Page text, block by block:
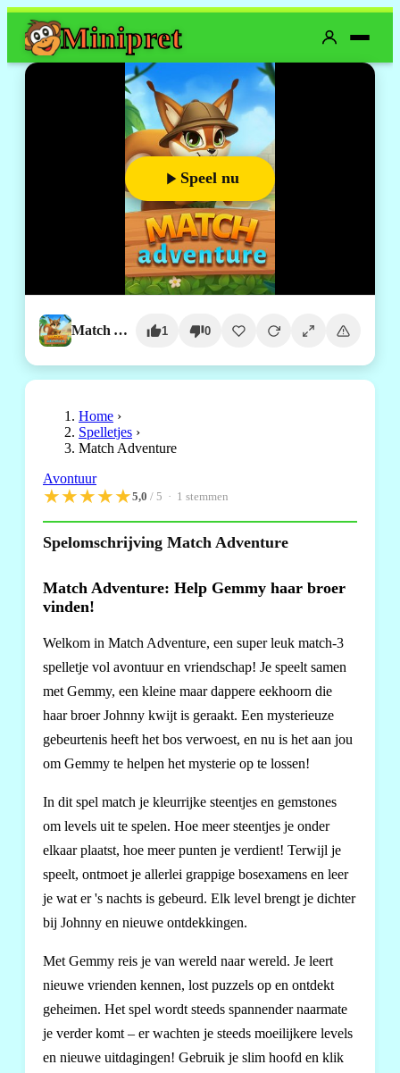
Minipret
Speel nu
Match Adventure 1 0
Home ›
Spelletjes ›
Match Adventure
Avontuur
★★★★★5,0 / 5 · 1 stemmen
Spelomschrijving Match Adventure
Match Adventure: Help Gemmy haar broer
vinden!
Welkom in Match Adventure, een super leuk match-3
spelletje vol avontuur en vriendschap! Je speelt samen
met Gemmy, een kleine maar dappere eekhoorn die
haar broer Johnny kwijt is geraakt. Een mysterieuze
gebeurtenis heeft het bos verwoest, en nu is het aan jou
om Gemmy te helpen het mysterie op te lossen!
In dit spel match je kleurrijke steentjes en gemstones
om levels uit te spelen. Hoe meer steentjes je onder
elkaar plaatst, hoe meer punten je verdient! Terwijl je
speelt, ontmoet je allerlei grappige bosexamens en leer
je wat er 's nachts is gebeurd. Elk level brengt je dichter
bij Johnny en nieuwe ontdekkingen.
Met Gemmy reis je van wereld naar wereld. Je leert
nieuwe vrienden kennen, lost puzzels op en ontdekt
geheimen. Het spel wordt steeds spannender naarmate
je verder komt – er wachten je steeds moeilijkere levels
en nieuwe uitdagingen! Gebruik je slim hoofd en klik